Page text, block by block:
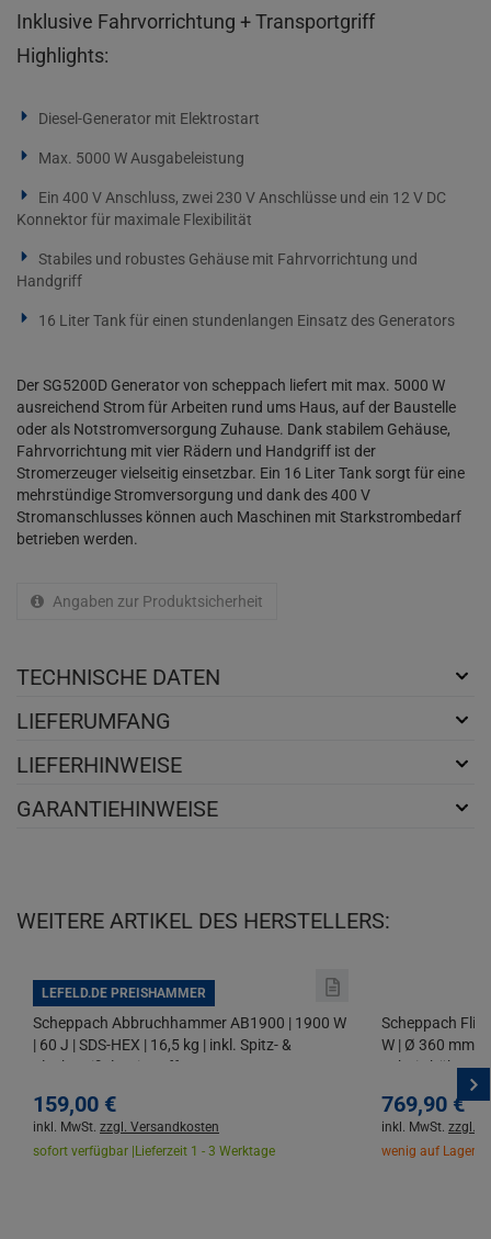
Inklusive Fahrvorrichtung + Transportgriff
Highlights:
Diesel-Generator mit Elektrostart
Max. 5000 W Ausgabeleistung
Ein 400 V Anschluss, zwei 230 V Anschlüsse und ein 12 V DC
Konnektor für maximale Flexibilität
Stabiles und robustes Gehäuse mit Fahrvorrichtung und
Handgriff
16 Liter Tank für einen stundenlangen Einsatz des Generators
Der SG5200D Generator von scheppach liefert mit max. 5000 W
ausreichend Strom für Arbeiten rund ums Haus, auf der Baustelle
oder als Notstromversorgung Zuhause. Dank stabilem Gehäuse,
Fahrvorrichtung mit vier Rädern und Handgriff ist der
Stromerzeuger vielseitig einsetzbar. Ein 16 Liter Tank sorgt für eine
mehrstündige Stromversorgung und dank des 400 V
Stromanschlusses können auch Maschinen mit Starkstrombedarf
betrieben werden.
Angaben zur Produktsicherheit
TECHNISCHE DATEN
LIEFERUMFANG
LIEFERHINWEISE
GARANTIEHINWEISE
WEITERE ARTIKEL DES HERSTELLERS:
LEFELD.DE PREISHAMMER
Scheppach Abbruchhammer AB1900 | 1900 W
| 60 J | SDS-HEX | 16,5 kg | inkl. Spitz- &
Flachmeißel | mit Koffer
159,00 €
inkl. MwSt. zzgl. Versandkosten
sofort verfügbar | Lieferzeit 1 - 3 Werktage
Scheppach
W | Ø 360 mm |
Schnitthöhe |
769,90 €
inkl. MwSt. zzgl.
wenig auf Lager |